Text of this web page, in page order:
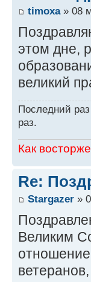
timoxa» 08
этом дне,
великий
Последний
раз.
Как
Re:
Stargazer »
Великим